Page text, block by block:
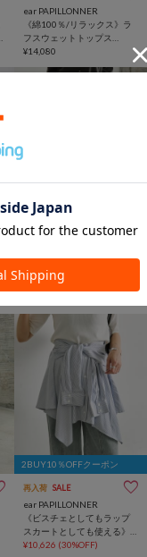
ear PAPILLONNER
《綿100％/リラックス》ラ
フスウェットトップス
【MONT KEMMEL×SUM1
STYLE(モンケメル×スミスタ
¥14,080
ear PAPILLONNER
《リラックス/綿100％》ラ
フスウェットパンツ
イル)】
2BUY10％OFFクーポン
再入荷 SALE
ear PAPILLONNER
《ビスチェとしてもラップ
スカートとしても使える》
シャツ風レイヤードトップ
¥10,626 (30%OFF)